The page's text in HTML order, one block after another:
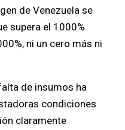
de Venezuela se
supera el 1000%
ni un cero más ni
condiciones
claramente